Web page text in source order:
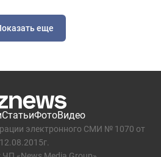
еще
СтатьиФотоВидео
электронного СМИ № 1070 от
12.08.2015г.